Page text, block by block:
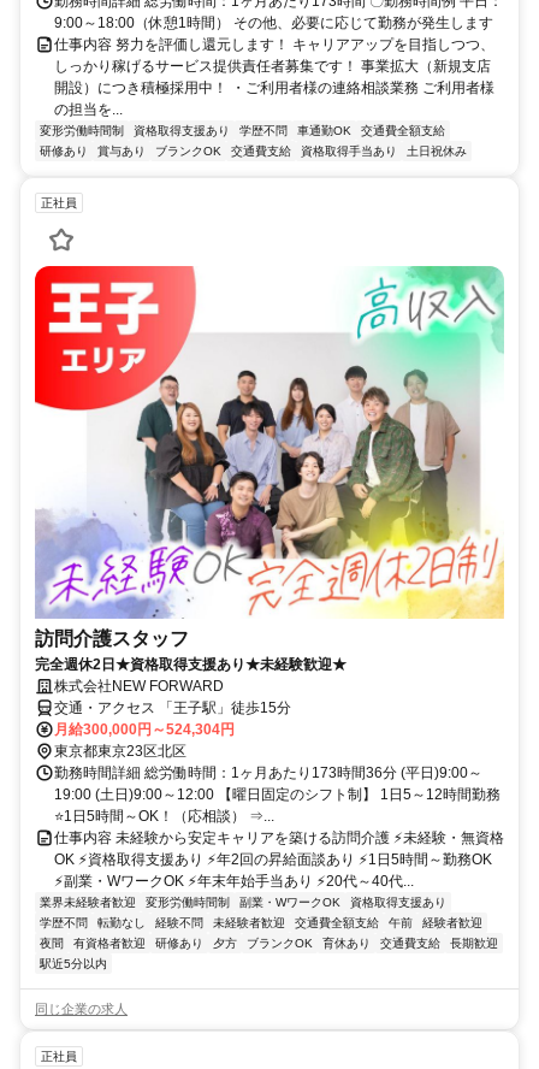
9:00～18:00（休憩1時間） その他、必要に応じて勤務が発生します
仕事内容 努力を評価し還元します！ キャリアアップを目指しつつ、
しっかり稼げるサービス提供責任者募集です！ 事業拡大（新規支店
開設）につき積極採用中！ ・ご利用者様の連絡相談業務 ご利用者様
の担当を...
変形労働時間制 資格取得支援あり 学歴不問 車通勤OK
交通費全額支給
研修あり
賞与あり ブランクOK 交通費支給 資格取得手当あり 土日祝休み
正社員
訪問介護スタッフ
完全週休2日★資格取得支援あり★未経験歓迎★
株式会社NEW FORWARD
交通・アクセス 「王子駅」徒歩15分
月給300,000円～524,304円
東京都東京23区北区
勤務時間詳細 総労働時間：1ヶ月あたり173時間36分 (平日)9:00～
19:00 (土日)9:00～12:00 【曜日固定のシフト制】 1日5～12時間勤務
⭐1日5時間～OK！（応相談） ⇒...
仕事内容 未経験から安定キャリアを築ける訪問介護 ⚡未経験・無資格
OK ⚡資格取得支援あり ⚡年2回の昇給面談あり ⚡1日5時間～勤務OK
⚡副業・WワークOK ⚡年末年始手当あり ⚡20代～40代...
業界未経験者歓迎 変形労働時間制 副業・WワークOK
資格取得支援あり
学歴不問
転勤なし 経験不問 未経験者歓迎 交通費全額支給 午前
経験者歓迎
夜間
有資格者歓迎 研修あり 夕方 ブランクOK 育休あり 交通費支給
長期歓迎
駅近5分以内
同じ企業の求人
正社員